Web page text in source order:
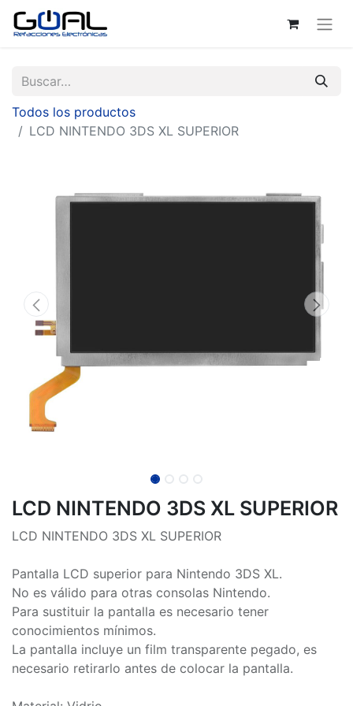
Todos los productos
LCD NINTENDO 3DS XL SUPERIOR
LCD NINTENDO 3DS XL SUPERIOR
LCD NINTENDO 3DS XL SUPERIOR
Pantalla LCD superior para Nintendo 3DS XL.
No es válido para otras consolas Nintendo.
Para sustituir la pantalla es necesario tener
conocimientos mínimos.
La pantalla incluye un film transparente pegado, es
necesario retirarlo antes de colocar la pantalla.